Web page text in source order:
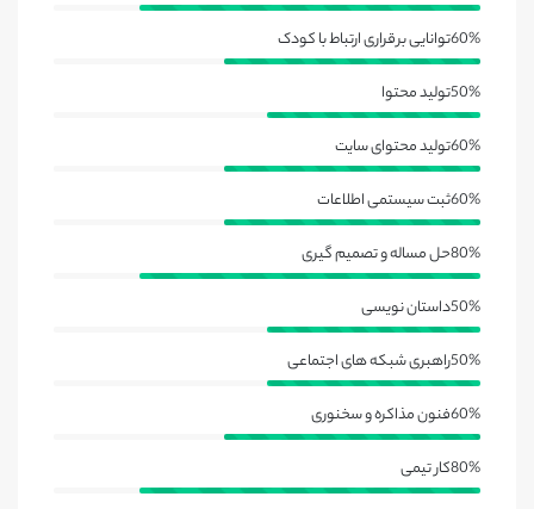
توانایی برقراری ارتباط با کودک60%
تولید محتوا50%
تولید محتوای سایت60%
ثبت سیستمی اطلاعات60%
حل مساله و تصمیم گیری80%
داستان نویسی50%
راهبری شبکه های اجتماعی50%
فنون مذاکره و سخنوری60%
کار تیمی80%